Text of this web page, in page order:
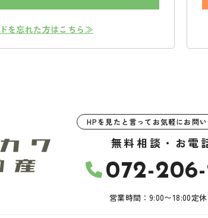
を忘れた方はこちら≫
HPを見たと言ってお気軽にお問
無料相談・お電
072-
営業時間：9:00〜18:00定